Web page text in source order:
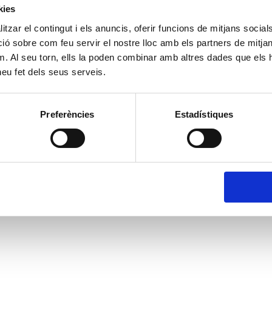
el contingut i els anuncis, oferir funcions de mitjans
sobre com feu servir el nostre lloc amb els partners de
Al seu torn, ells la poden combinar amb altres dades que els
fet dels seus serveis.
Preferències Estadístiques